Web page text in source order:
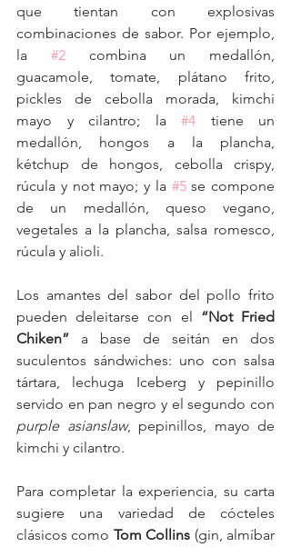
que tientan con explosivas
combinaciones de sabor. Por ejemplo,
la #2 combina un medallón,
guacamole, tomate, plátano frito,
pickles de cebolla morada, kimchi
mayo y cilantro; la #4 tiene un
medallón, hongos a la plancha,
kétchup de hongos, cebolla crispy,
rúcula y not mayo; y la #5 se compone
de un medallón, queso vegano,
vegetales a la plancha, salsa romesco,
rúcula y alioli.
Los amantes del sabor del pollo frito
pueden deleitarse con el “Not Fried
Chiken” a base de seitán en dos
suculentos sándwiches: uno con salsa
tártara, lechuga Iceberg y pepinillo
purple asianslaw, pepinillos, mayo de
kimchi y cilantro.
Para completar la experiencia, su carta
sugiere una variedad de cócteles
clásicos como Tom Collins (gin, almíbar